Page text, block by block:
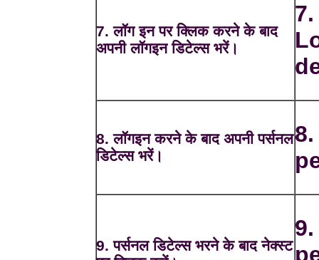
7. लॉग इन पर क्लिक करने के बाद
अपनी लॉगइन डिटेल्स भरें।
8. लॉगइन करने के बाद अपनी पर्सनल
डिटेल्स भरें।
9. पर्सनल डिटेल्स भरने के बाद नेक्स्ट